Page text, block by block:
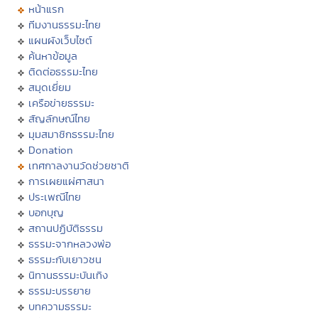
หน้าแรก
ทีมงานธรรมะไทย
แผนผังเว็บไซต์
ค้นหาข้อมูล
ติดต่อธรรมะไทย
สมุดเยี่ยม
เครือข่ายธรรมะ
สัญลักษณ์ไทย
มุมสมาชิกธรรมะไทย
Donation
เทศกาลงานวัดช่วยชาติ
การเผยแผ่ศาสนา
ประเพณีไทย
บอกบุญ
สถานปฏิบัติธรรม
ธรรมะจากหลวงพ่อ
ธรรมะกับเยาวชน
นิทานธรรมะบันเทิง
ธรรมะบรรยาย
บทความธรรมะ